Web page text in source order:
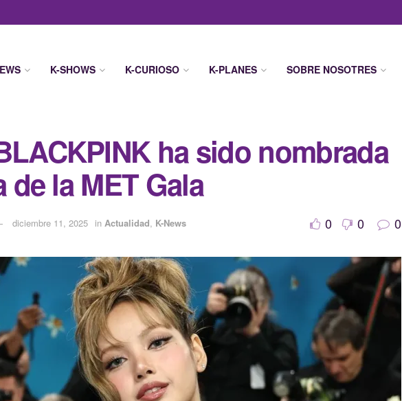
K-SHOWS K-CURIOSO K-PLANES SOBRE NOSOTRES
ha sido nombrada
la MET Gala
diciembre 11, 2025 in Actualidad, K-News 0 0 0